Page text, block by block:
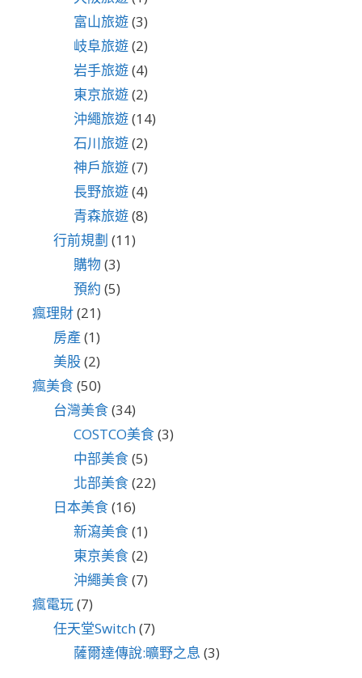
富山旅遊(3)
岐阜旅遊(2)
岩手旅遊(4)
東京旅遊(2)
沖繩旅遊(14)
石川旅遊(2)
神戶旅遊(7)
長野旅遊(4)
青森旅遊(8)
行前規劃 (11)
購物(3)
預約 (5)
瘋理財(21)
房產 (1)
美股(2)
瘋美食(50)
台灣美食(34)
COSTCO美食(3)
中部美食(5)
北部美食(22)
日本美食(16)
新瀉美食(1)
東京美食(2)
沖繩美食(7)
瘋電玩(7)
任天堂Switch(7)
薩爾達傳說:曠野之息 (3)